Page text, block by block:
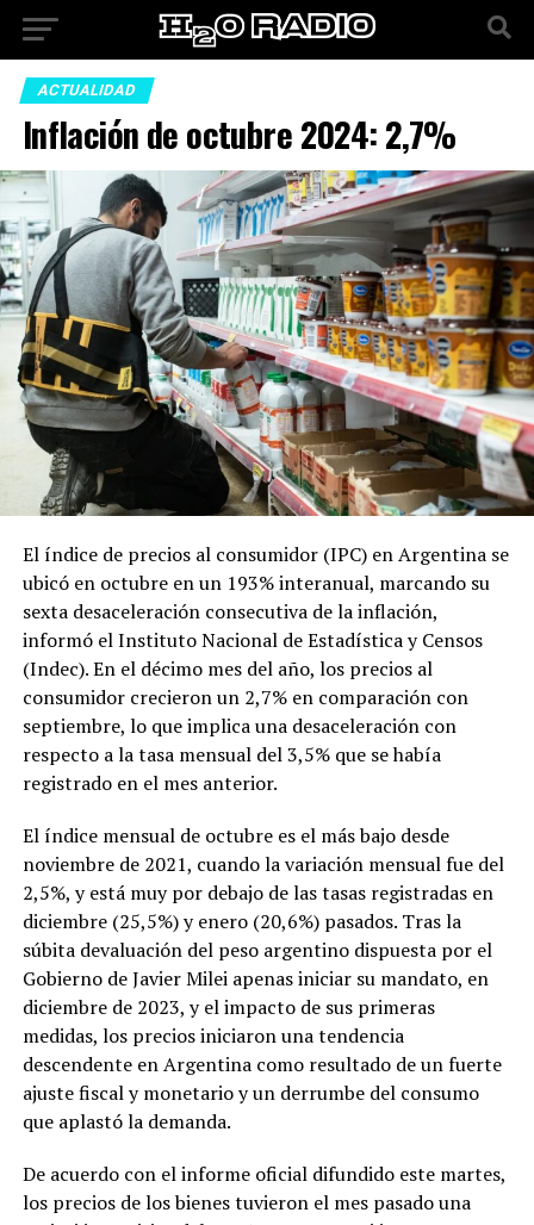
ACTUALIDAD
Inflación de octubre 2024: 2,7%
El índice de precios al consumidor (IPC) en Argentina se
ubicó en octubre en un 193% interanual, marcando su
sexta desaceleración consecutiva de la inflación,
informó el Instituto Nacional de Estadística y Censos
(Indec). En el décimo mes del año, los precios al
consumidor crecieron un 2,7% en comparación con
septiembre, lo que implica una desaceleración con
respecto a la tasa mensual del 3,5% que se había
registrado en el mes anterior.
El índice mensual de octubre es el más bajo desde
noviembre de 2021, cuando la variación mensual fue del
2,5%, y está muy por debajo de las tasas registradas en
diciembre (25,5%) y enero (20,6%) pasados. Tras la
súbita devaluación del peso argentino dispuesta por el
Gobierno de Javier Milei apenas iniciar su mandato, en
diciembre de 2023, y el impacto de sus primeras
medidas, los precios iniciaron una tendencia
descendente en Argentina como resultado de un fuerte
ajuste fiscal y monetario y un derrumbe del consumo
que aplastó la demanda.
De acuerdo con el informe oficial difundido este martes,
los precios de los bienes tuvieron el mes pasado una